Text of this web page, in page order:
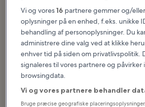
10 usædvanlige
oplevelser i Rom
Du kan finde en række
usædvanlige oplevelser i Rom, når
du udforsker Italiens
imponerende hovedstad. Byen er
central for katolikker verden...
17
Der er
Den
spækket
Vi og vores16 partnere gemmer og/
oplysninger på en enhed, f.eks. unikke
behandling af personoplysninger. Du
administrere dine valg ved at klikke
enhver tid på siden om privatlivspolitik.
signaleres til vores partnere og påvirker
browsingdata.
Vi og vores partnere behandler
Bruge præcise geografiske